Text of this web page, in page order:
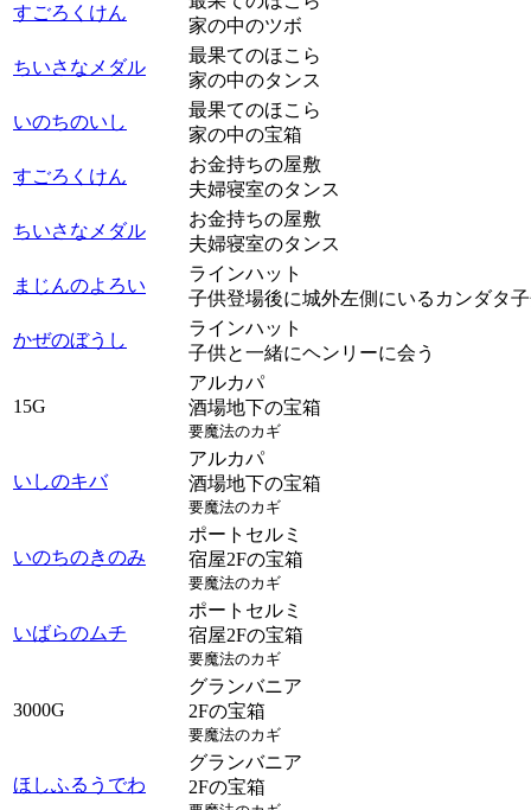
すごろくけん
家の中のツボ
ちいさなメダル
最果てのほこら
家の中のタンス
いのちのいし
最果てのほこら
家の中の宝箱
すごろくけん
お金持ちの屋敷
夫婦寝室のタンス
ちいさなメダル
お金持ちの屋敷
夫婦寝室のタンス
まじんのよろい
ラインハット
子供登場後に城外左側にいるカンダタ
かぜのぼうし
ラインハット
子供と一緒にヘンリーに会う
15G
アルカパ
酒場地下の宝箱
要魔法のカギ
いしのキバ
アルカパ
酒場地下の宝箱
要魔法のカギ
いのちのきのみ
ポートセルミ
宿屋2Fの宝箱
要魔法のカギ
いばらのムチ
ポートセルミ
宿屋2Fの宝箱
要魔法のカギ
3000G
グランバニア
2Fの宝箱
要魔法のカギ
ほしふるうでわ
グランバニア
2Fの宝箱